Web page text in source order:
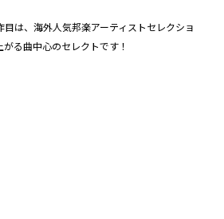
は、海外人気邦楽アーティストセレクショ
る曲中心のセレクトです！